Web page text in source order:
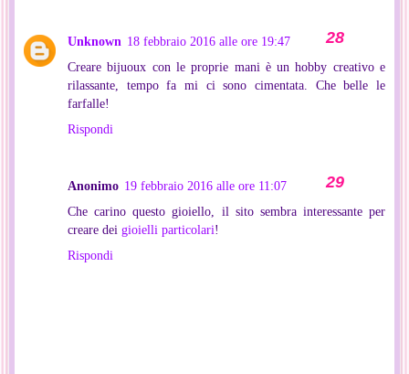
Unknown 18 febbraio 2016 alle ore 19:47
Creare bijuoux con le proprie mani è un hobby creativo e
rilassante, tempo fa mi ci sono cimentata. Che belle le
farfalle!
Rispondi
Anonimo 19 febbraio 2016 alle ore 11:07
Che carino questo gioiello, il sito sembra interessante per
creare dei gioielli particolari!
Rispondi